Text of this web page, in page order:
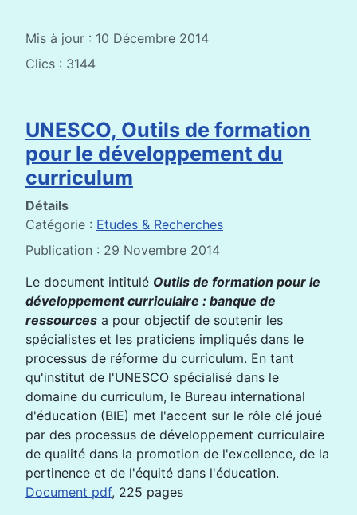
Mis à jour : 10 Décembre 2014
Clics : 3144
UNESCO, Outils de formation
pour le développement du
curriculum
Détails
Catégorie : Etudes & Recherches
Publication : 29 Novembre 2014
Le document intitulé Outils de formation pour le
développement curriculaire : banque de
ressources a pour objectif de soutenir les
spécialistes et les praticiens impliqués dans le
processus de réforme du curriculum. En tant
qu'institut de l'UNESCO spécialisé dans le
domaine du curriculum, le Bureau international
d'éducation (BIE) met l'accent sur le rôle clé joué
par des processus de développement curriculaire
de qualité dans la promotion de l'excellence, de la
pertinence et de l'équité dans l'éducation.
Document pdf, 225 pages